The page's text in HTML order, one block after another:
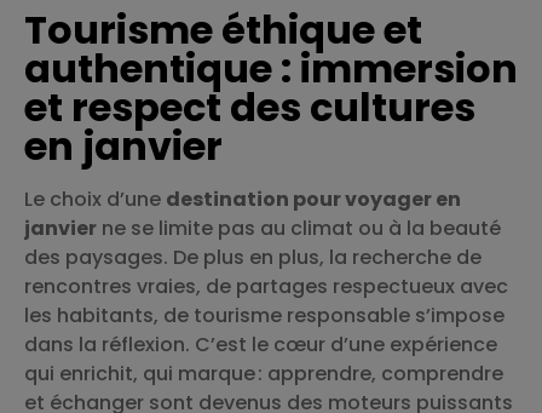
Tourisme éthique et
authentique : immersion
et respect des cultures
en janvier
Le choix d’une destination pour voyager en
janvier ne se limite pas au climat ou à la beauté
des paysages. De plus en plus, la recherche de
rencontres vraies, de partages respectueux avec
les habitants, de tourisme responsable s’impose
dans la réflexion. C’est le cœur d’une expérience
qui enrichit, qui marque : apprendre, comprendre
et échanger sont devenus des moteurs puissants